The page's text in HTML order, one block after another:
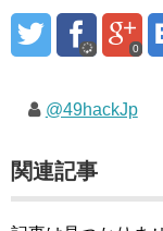
0
@49hackJp
関連記事